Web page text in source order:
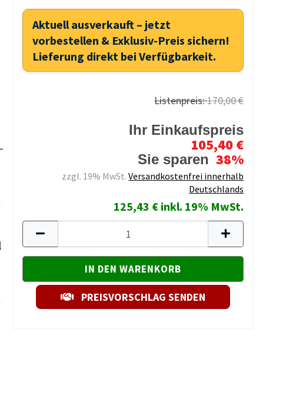
Aktuell ausverkauft – jetzt
vorbestellen & Exklusiv-Preis sichern!
Lieferung direkt bei Verfügbarkeit.
Listenpreis:170,00 €
Ihr Einkaufspreis
105,40 €
Sie sparen 38%
zzgl. 19% MwSt.Versandkostenfrei innerhalb
Deutschlands
125,43 € inkl. 19% MwSt.
PREISVORSCHLAG SENDEN